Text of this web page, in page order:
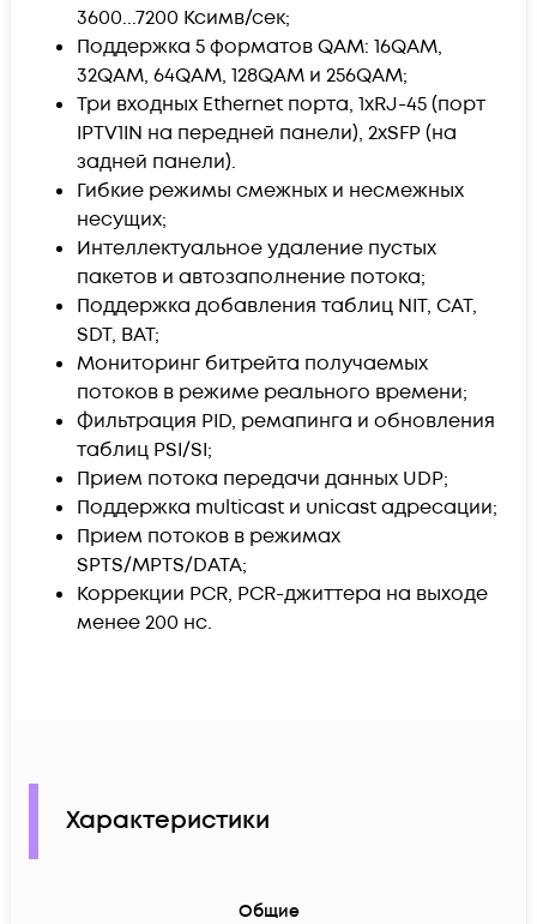
3600...7200 Ксимв/сек;
Поддержка 5 форматов QAM: 16QAM,
32QAM, 64QAM, 128QAM и 256QAM;
Три входных Ethernet порта, 1хRJ-45 (порт
IPTV1IN на передней панели), 2xSFP (на
задней панели).
Гибкие режимы смежных и несмежных
несущих;
Интеллектуальное удаление пустых
пакетов и автозаполнение потока;
Поддержка добавления таблиц NIT, CAT,
SDT, BAT;
Мониторинг битрейта получаемых
потоков в режиме реального времени;
Фильтрация PID, ремапинга и обновления
таблиц PSI/SI;
Прием потока передачи данных UDP;
Поддержка multicast и unicast адресации;
Прием потоков в режимах
SPTS/MPTS/DATA;
Коррекции PCR, PCR-джиттера на выходе
менее 200 нс.
Характеристики
Общие